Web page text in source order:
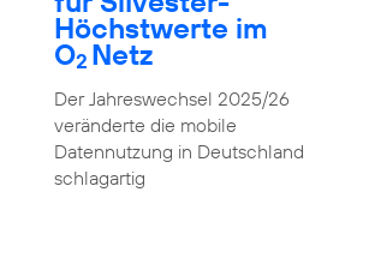
Höchstwerte im
O2 Netz
Der Jahreswechsel 2025/26
veränderte die mobile
Datennutzung in Deutschland
schlagartig